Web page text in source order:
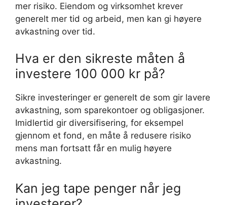
mer risiko. Eiendom og virksomhet krever
generelt mer tid og arbeid, men kan gi høyere
avkastning over tid.
Hva er den sikreste måten å
investere 100 000 kr på?
Sikre investeringer er generelt de som gir lavere
avkastning, som sparekontoer og obligasjoner.
Imidlertid gir diversifisering, for eksempel
gjennom et fond, en måte å redusere risiko
mens man fortsatt får en mulig høyere
avkastning.
Kan jeg tape penger når jeg